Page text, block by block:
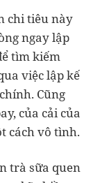
chi tiêu này
ngay lập
tìm kiếm
việc lập kế
Cũng
của cải của
cách vô tình.
trà sữa quen